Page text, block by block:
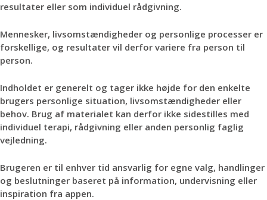
resultater eller som individuel rådgivning.
Mennesker, livsomstændigheder og personlige processer er
forskellige, og resultater vil derfor variere fra person til
person.
Indholdet er generelt og tager ikke højde for den enkelte
brugers personlige situation, livsomstændigheder eller
behov. Brug af materialet kan derfor ikke sidestilles med
individuel terapi, rådgivning eller anden personlig faglig
vejledning.
Brugeren er til enhver tid ansvarlig for egne valg, handlinger
og beslutninger baseret på information, undervisning eller
inspiration fra appen.